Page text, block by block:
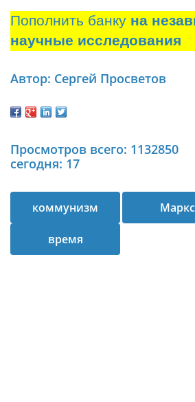
Пополнить банку на
научные исследования
Автор: Сергей Просветов
Просмотров всего: 1132850
сегодня: 17
коммунизм Маркс
время